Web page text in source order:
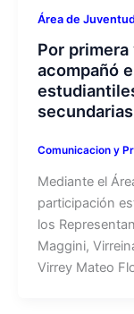
Área de
Por
acompañó
secundarias
Comunicacion y
Mediante el
participación
los
Maggini,
Virrey Mateo